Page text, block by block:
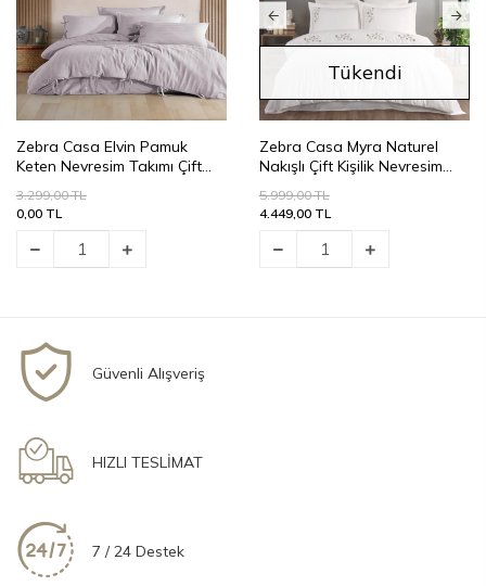
Zebra Casa Elvin Pamuk
Keten Nevresim Takımı Çift
Kişilik-Lila
3.299,00 TL
0,00 TL
Tükendi
Zebra Casa Myra Naturel
Nakışlı Çift Kişilik Nevresim
Takımı-Krem
5.999,00 TL
4.449,00 TL
Güvenli Alışveriş
HIZLI TESLİMAT
7 / 24 Destek